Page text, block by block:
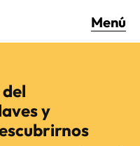
Menú
y